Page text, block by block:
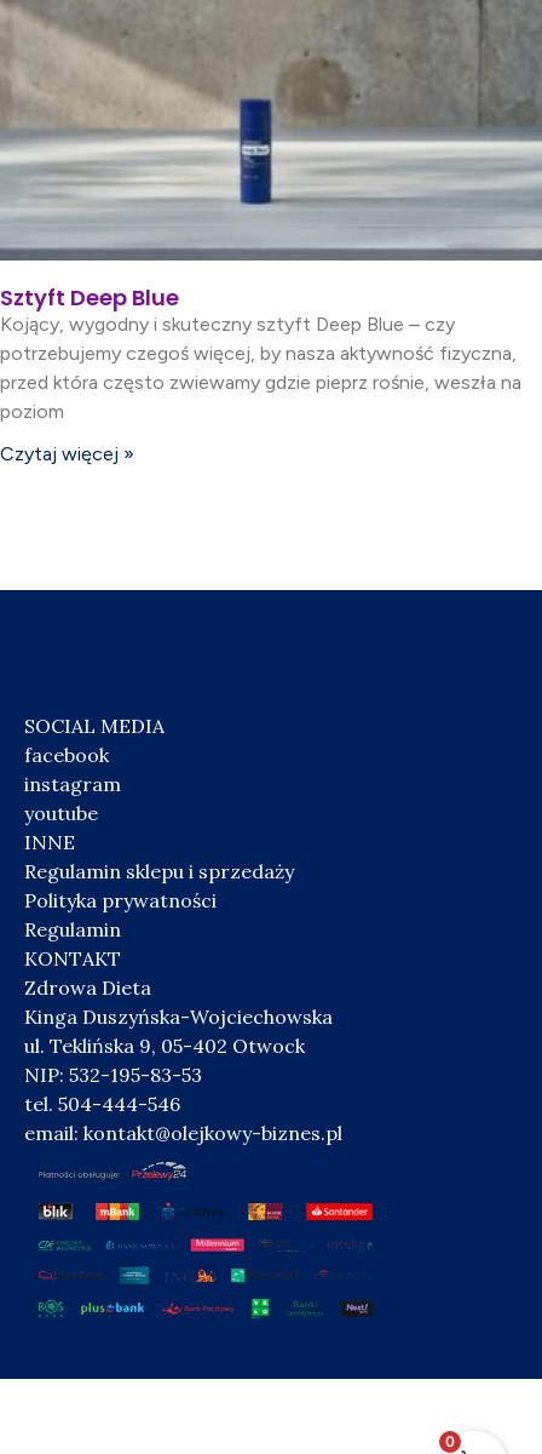
Sztyft Deep Blue
Kojący, wygodny i skuteczny sztyft Deep Blue – czy
potrzebujemy czegoś więcej, by nasza aktywność fizyczna,
przed która często zwiewamy gdzie pieprz rośnie, weszła na
poziom
Czytaj więcej »
SOCIAL MEDIA
facebook
instagram
youtube
INNE
Regulamin sklepu i sprzedaży
Polityka prywatności
Regulamin
KONTAKT
Zdrowa Dieta
Kinga Duszyńska-Wojciechowska
ul. Teklińska 9, 05-402 Otwock
NIP: 532-195-83-53
tel. 504-444-546
email: kontakt@olejkowy-biznes.pl
0